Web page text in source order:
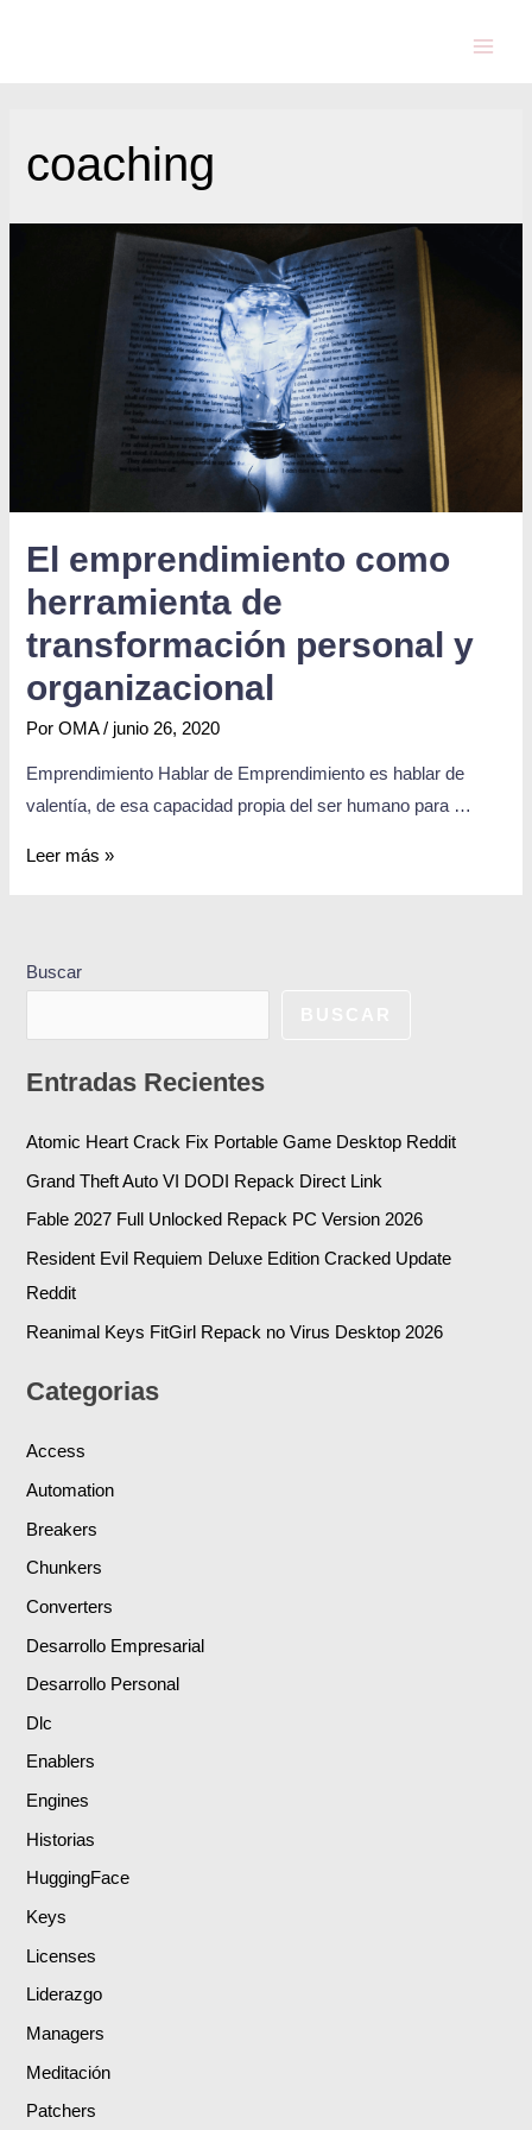
coaching
El emprendimiento como
herramienta de
transformación personal y
organizacional
PorOMA / junio 26, 2020
Emprendimiento Hablar de Emprendimiento es hablar de
valentía, de esa capacidad propia del ser humano para …
Leer más »
Buscar
Entradas Recientes
Atomic Heart Crack Fix Portable Game Desktop Reddit
Grand Theft Auto VI DODI Repack Direct Link
Fable 2027 Full Unlocked Repack PC Version 2026
Resident Evil Requiem Deluxe Edition Cracked Update
Reddit
Reanimal Keys FitGirl Repack no Virus Desktop 2026
Categorias
Access
Automation
Breakers
Chunkers
Converters
Desarrollo Empresarial
Desarrollo Personal
Dlc
Enablers
Engines
Historias
HuggingFace
Keys
Licenses
Liderazgo
Managers
Meditación
Patchers